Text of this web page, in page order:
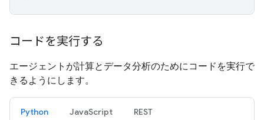
コードを実行する
エージェントが計算とデータ分析のためにコードを実行で
きるようにします。
Python JavaScript REST